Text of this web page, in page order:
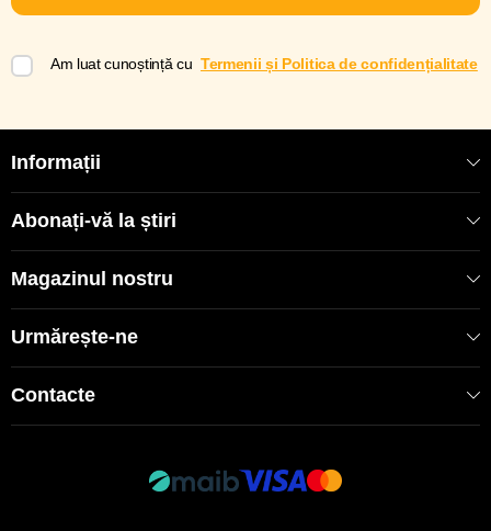
Am luat cunoștință cu Termenii și Politica de confidențialitate
Informații
Abonați-vă la știri
Magazinul nostru
Urmărește-ne
Contacte